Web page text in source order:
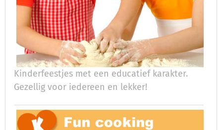
Kinderfeestjes met een educatief karakter.
Gezellig voor iedereen en lekker!